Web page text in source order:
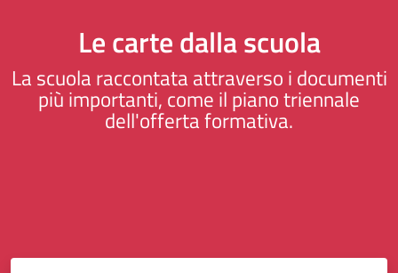
Le carte dalla scuola
La scuola raccontata attraverso i documenti
più importanti, come il piano triennale
dell'offerta formativa.